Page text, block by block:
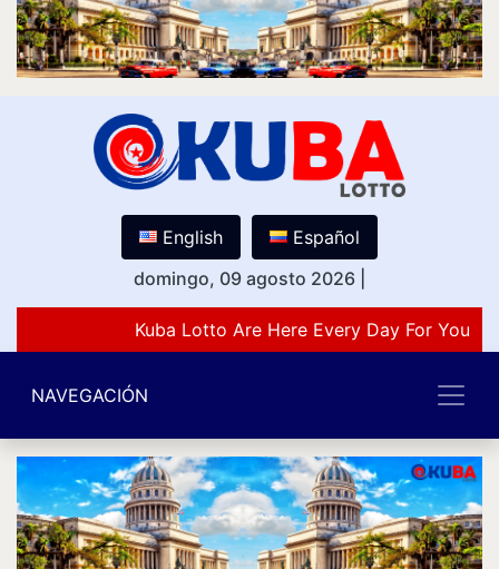
English
Español
domingo, 09 agosto 2026
Kuba Lotto Are Here Every Day For You
NAVEGACIÓN